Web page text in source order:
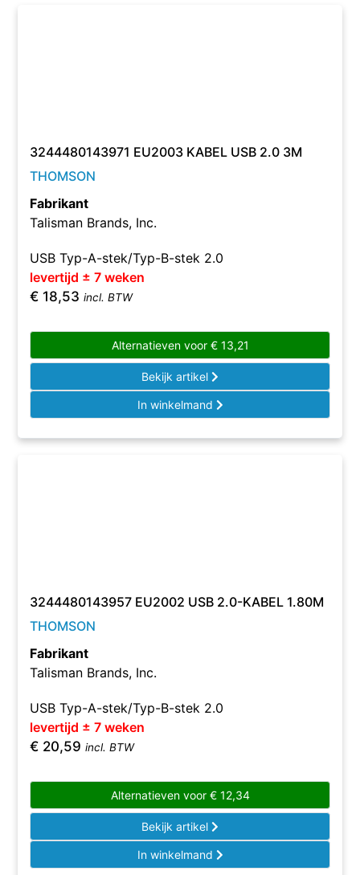
3244480143971 EU2003 KABEL USB 2.0 3M
THOMSON
Fabrikant
Talisman Brands, Inc.
USB Typ-A-stek/Typ-B-stek 2.0
levertijd ± 7 weken
€ 18,53 incl. BTW
Alternatieven voor €13,21
Bekijk artikel
In winkelmand
3244480143957 EU2002 USB 2.0-KABEL 1.80M
THOMSON
Fabrikant
Talisman Brands, Inc.
USB Typ-A-stek/Typ-B-stek 2.0
levertijd ± 7 weken
€ 20,59 incl. BTW
Alternatieven voor €12,34
Bekijk artikel
In winkelmand